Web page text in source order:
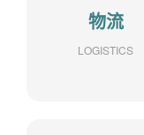
物流
LOGISTICS